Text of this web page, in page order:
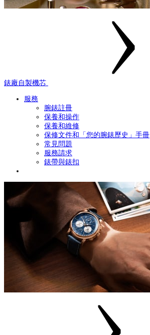
錶廠自製機芯
服務
腕錶註冊
保養和操作
保養和維修
保修文件和「您的腕錶歷史」手冊
常見問題
服務請求
錶帶與錶扣